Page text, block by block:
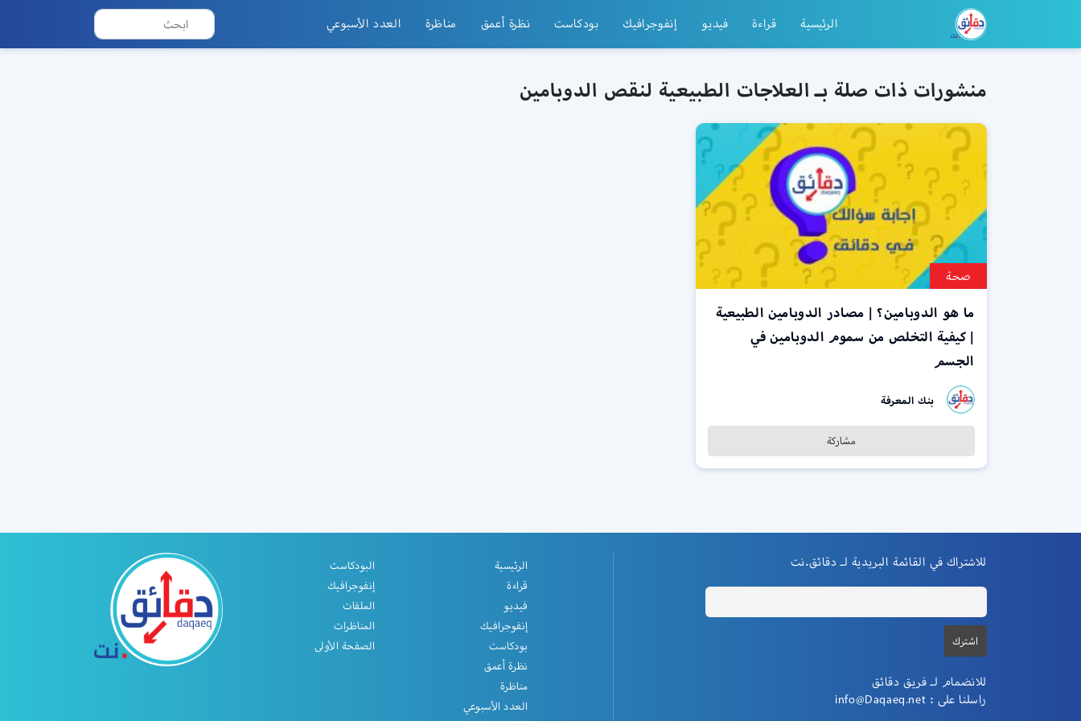
الرئيسية قراءة فيديو إنفوجرافيك بودكاست نظرة أعمق مناظرة العدد الأسبوعي
منشورات ذات صلة بـ العلاجات الطبيعية لنقص الدوبامين
صحة
ما هو الدوبامين؟ | مصادر الدوبامين الطبيعية
| كيفية التخلص من سموم الدوبامين في
الجسم
بنك المعرفة
مشاركة
للاشتراك في القائمة البريدية لـ دقائق.نت
للانضمام لـ فريق دقائق
راسلنا على : info@Daqaeq.net
الرئيسية
قراءة
فيديو
إنفوجرافيك
بودكاست
نظرة أعمق
مناظرة
العدد الأسبوعي
البودكاست
إنفوجرافيك
الملفات
المناظرات
الصفحة الأولى